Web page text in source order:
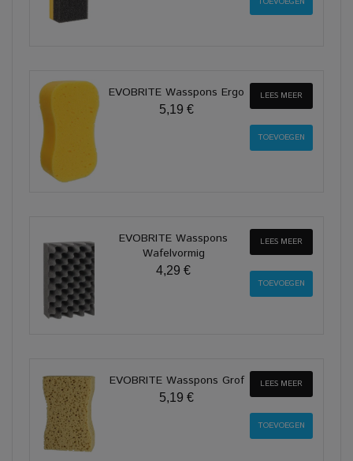
EVOBRITE Wasspons Ergo
5,19 €
LEES MEER
EVOBRITE Wasspons
Wafelvormig
4,29 €
LEES MEER
EVOBRITE Wasspons Grof
5,19 €
LEES MEER